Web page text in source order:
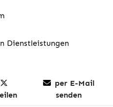
Dienstleistungen
per E-Mail
senden